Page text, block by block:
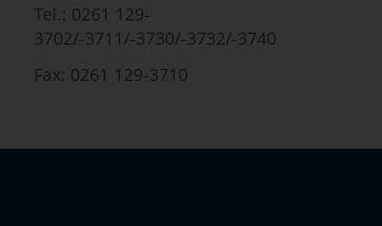
Tel.: 0261 129-
3702/-3711/-3730/-3732/-3740
Fax: 0261 129-3710